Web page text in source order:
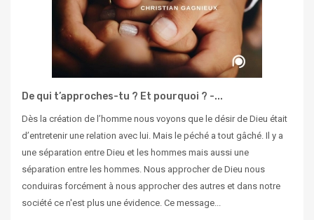
De qui t’approches-tu ? Et pourquoi ? -...
Dès la création de l’homme nous voyons que le désir de Dieu était
d’entretenir une relation avec lui. Mais le péché a tout gâché. Il y a
une séparation entre Dieu et les hommes mais aussi une
séparation entre les hommes. Nous approcher de Dieu nous
conduiras forcément à nous approcher des autres et dans notre
société ce n'est plus une évidence. Ce message...